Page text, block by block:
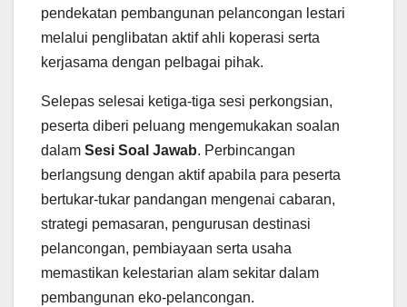
pendekatan pembangunan pelancongan lestari
melalui penglibatan aktif ahli koperasi serta
kerjasama dengan pelbagai pihak.
Selepas selesai ketiga-tiga sesi perkongsian,
peserta diberi peluang mengemukakan soalan
dalam Sesi Soal Jawab. Perbincangan
berlangsung dengan aktif apabila para peserta
bertukar-tukar pandangan mengenai cabaran,
strategi pemasaran, pengurusan destinasi
pelancongan, pembiayaan serta usaha
memastikan kelestarian alam sekitar dalam
pembangunan eko-pelancongan.